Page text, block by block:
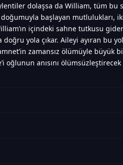
dolaşsa da William, tüm bu
başlayan mutlulukları,
içindeki sahne tutkusu
yola çıkar. Aileyi ayıran bu
zamansız ölümüyle büyük
oğlunun anısını